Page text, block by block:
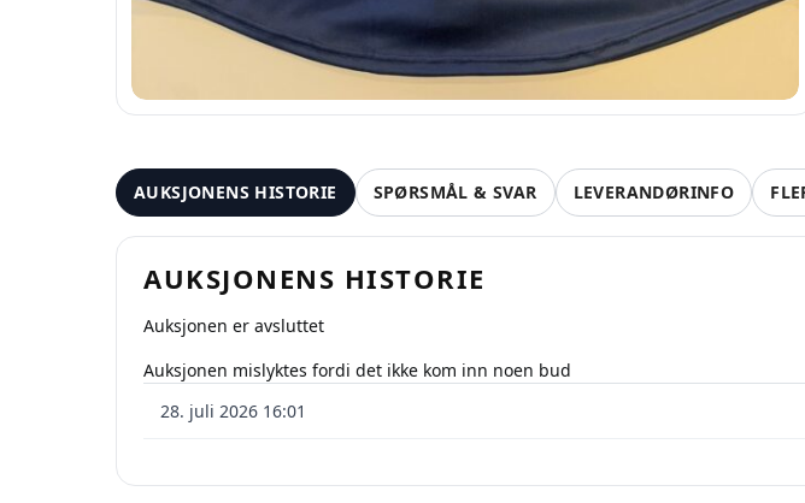
AUKSJONENS HISTORIE SPØRSMÅL & SVAR LEVERANDØRINFO
AUKSJONENS HISTORIE
Auksjonen er avsluttet
Auksjonen mislyktes fordi det ikke kom inn noen bud
28. juli 2026 16:01